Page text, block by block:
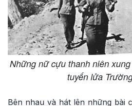
Những nữ cựu thanh niên
tuyến lửa
Bên nhau và hát lên những bài